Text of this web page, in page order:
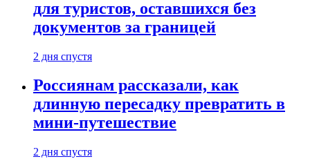
для туристов, оставшихся без
документов за границей
2 дня спустя
Россиянам рассказали, как
длинную пересадку превратить в
мини-путешествие
2 дня спустя